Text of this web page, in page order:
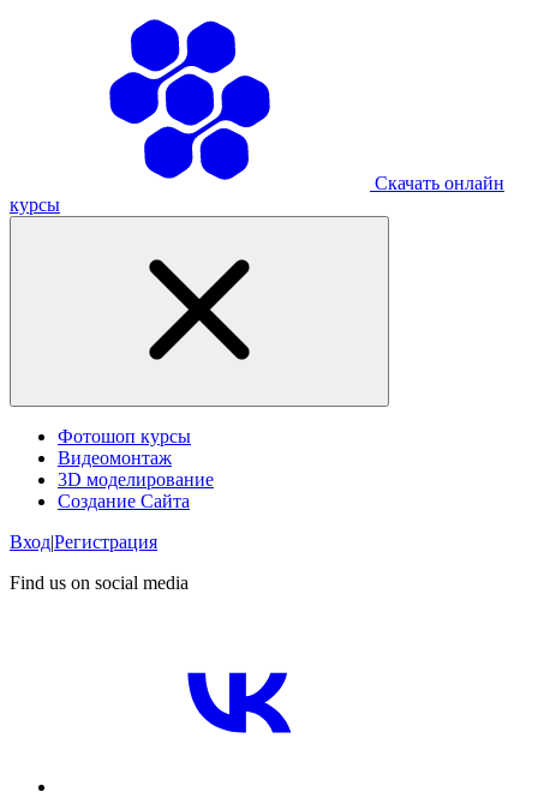
Скачать онлайн
курсы
Фотошоп курсы
Видеомонтаж
3D моделирование
Создание Сайта
Вход|Регистрация
Find us on social media